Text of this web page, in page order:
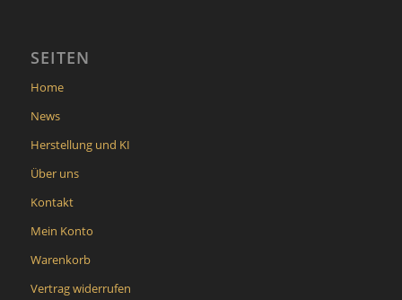
SEITEN
Home
News
Herstellung und KI
Über uns
Kontakt
Mein Konto
Warenkorb
Vertrag widerrufen